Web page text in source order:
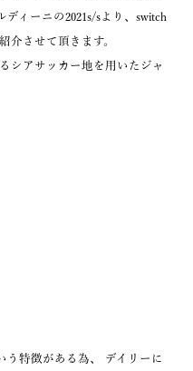
ィーニの2021s/sより、switch
介させて頂きます。
シアサッカー地を用いたジャ
う特徴がある為、 デイリーに